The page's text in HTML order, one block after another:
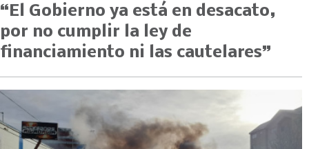
“El Gobierno ya está en desacato,
por no cumplir la ley de
financiamiento ni las cautelares”